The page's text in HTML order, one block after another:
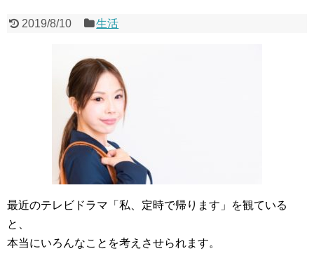
2019/8/10 生活
最近のテレビドラマ「私、定時で帰ります」を観ている
と、
本当にいろんなことを考えさせられます。